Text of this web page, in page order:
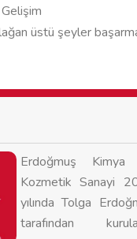
üstü şeyler
Erdoğmuş
Kozmetik Sanayi
yılında Tolga
tarafından